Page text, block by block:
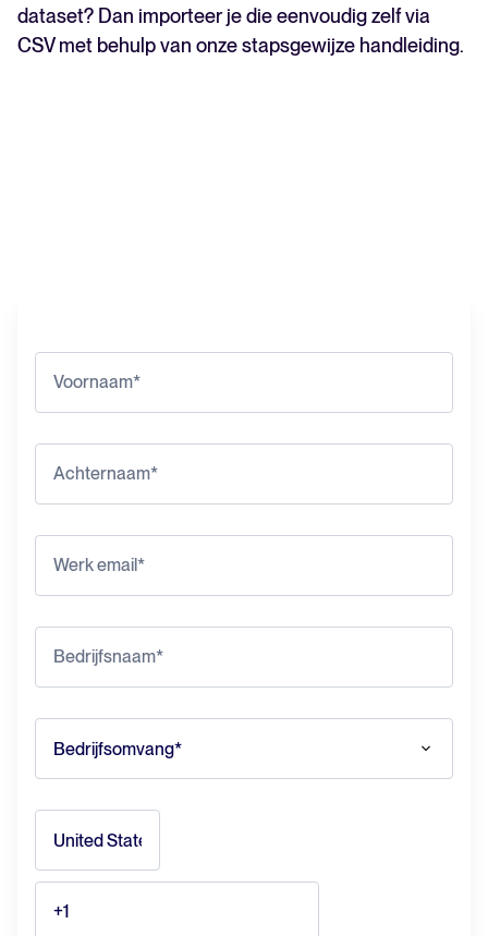
dataset? Dan importeer je die eenvoudig zelf via
CSV met behulp van onze stapsgewijze handleiding.